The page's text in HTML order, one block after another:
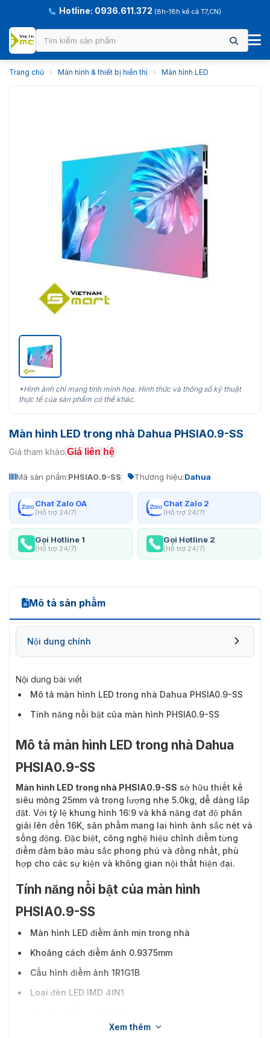
Hotline: 0936.611.372 (8h-18h kể cả T7,CN)
Trang chủ › Màn hình & thiết bị hiển thị › Màn hình LED
*Hình ảnh chỉ mang tính minh họa. Hình thức và thông số kỹ thuật
thực tế của sản phẩm có thể khác.
Màn hình LED trong nhà Dahua PHSIA0.9-SS
Giá tham khảo:Giá liên hệ
Mã sản phẩm:PHSIA0.9-SS Thương hiệu:Dahua
Chat Zalo OA
(Hỗ trợ 24/7)
Chat Zalo 2
(Hỗ trợ 24/7)
Gọi Hotline 1
(Hỗ trợ 24/7)
Gọi Hotline 2
(Hỗ trợ 24/7)
Mô tả sản phẩm
Nội dung chính
Nội dung bài viết
Mô tả màn hình LED trong nhà Dahua PHSIA0.9-SS
Tính năng nổi bật của màn hình PHSIA0.9-SS
Mô tả màn hình LED trong nhà Dahua
PHSIA0.9-SS
Màn hình LED trong nhà PHSIA0.9-SS sở hữu thiết kế
siêu mỏng 25mm và trọng lượng nhẹ 5.0kg, dễ dàng lắp
đặt. Với tỷ lệ khung hình 16:9 và khả năng đạt độ phân
giải lên đến 16K, sản phẩm mang lại hình ảnh sắc nét và
sống động. Đặc biệt, công nghệ hiệu chỉnh điểm từng
điểm đảm bảo màu sắc phong phú và đồng nhất, phù
hợp cho các sự kiện và không gian nội thất hiện đại.
Tính năng nổi bật của màn hình
PHSIA0.9-SS
Màn hình LED điểm ảnh mịn trong nhà
Khoảng cách điểm ảnh 0.9375mm
Cấu hình điểm ảnh 1R1G1B
Loại đèn LED IMD 4IN1
Nhiệt độ màu 2000k ~ 9500K (có thể điều chỉnh)
Xem thêm